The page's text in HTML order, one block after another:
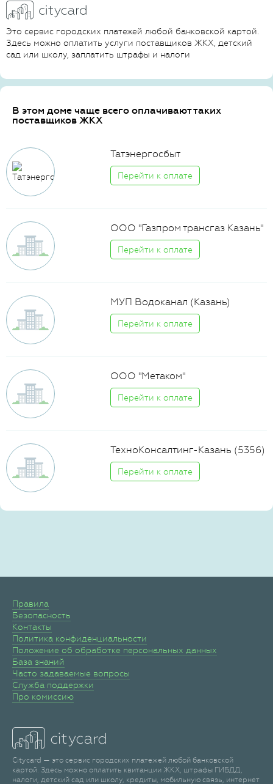
Это сервис городских платежей любой банковской картой.
Здесь можно оплатить услуги поставщиков ЖКХ, детский
сад или школу, заплатить штрафы и налоги
В этом доме чаще всего оплачивают таких
поставщиков ЖКХ
Татэнергосбыт
Перейти к оплате
ООО "Газпром трансгаз Казань"
Перейти к оплате
МУП Водоканал (Казань)
Перейти к оплате
ООО "Метаком"
Перейти к оплате
ТехноКонсалтинг-Казань (5356)
Перейти к оплате
Правила
Безопасность
Контакты
Политика конфиденциальности
Положение об обработке персональных данных
База знаний
Часто задаваемые вопросы
Служба поддержки
Про комиссию
Citycard — это сервис городских платежей любой банковской
картой. Здесь можно оплатить квитанции ЖКХ, штрафы ГИБДД,
налоги, детский сад или школу, кредиты, мобильную связь, интернет